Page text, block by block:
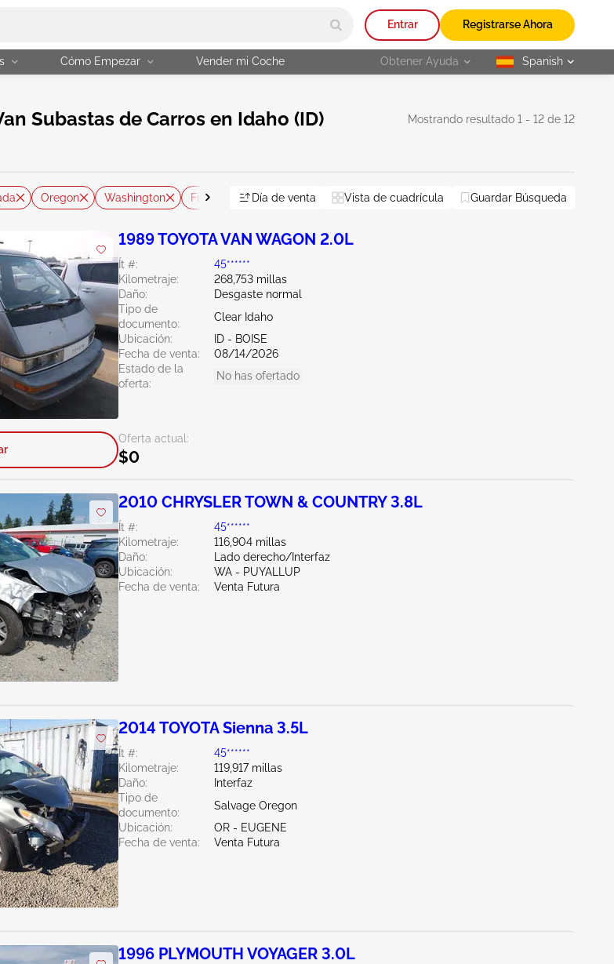
Entrar Registrarse Ahora
Cómo Empezar Vender mi Coche Obtener Ayuda selected
Spanish
Subastas de Carros en Idaho (ID) Mostrando resultado 1 - 12 de 12
Oregon Washington Furgoneta de pasajeros Restablecer todo
Día de venta Vista de cuadrícula Guardar Búsqueda
1989 TOYOTA VAN WAGON 2.0L
Ít #:
45******
Kilometraje:
268,753 millas
Daño:
Desgaste normal
Tipo de
documento:
Clear Idaho
Ubicación:
ID - BOISE
Fecha de venta:
08/14/2026
Estado de la
oferta:
No has ofertado
Oferta actual:
$0
2010 CHRYSLER TOWN & COUNTRY 3.8L
Ít #:
45******
Kilometraje:
116,904 millas
Daño:
Lado derecho/Interfaz
Ubicación:
WA - PUYALLUP
Fecha de venta:
Venta Futura
2014 TOYOTA Sienna 3.5L
Ít #:
45******
Kilometraje:
119,917 millas
Daño:
Interfaz
Tipo de
documento:
Salvage Oregon
Ubicación:
OR - EUGENE
Fecha de venta:
Venta Futura
1996 PLYMOUTH VOYAGER 3.0L